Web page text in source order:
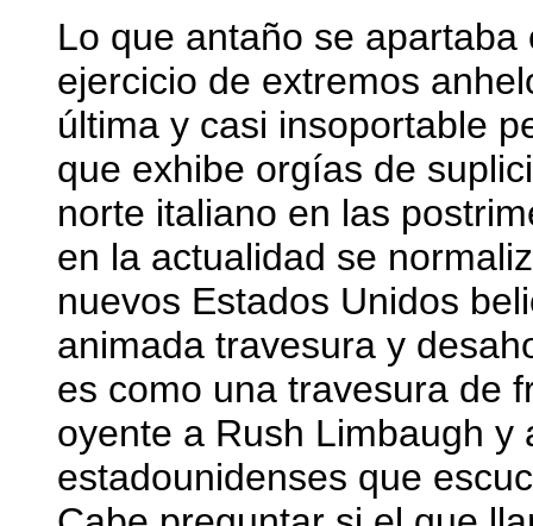
Lo que antaño se
ejercicio de extremos
última y casi insoportable
que exhibe orgías de
norte italiano en las
en la actualidad se
nuevos Estados Unidos
animada travesura y
es como una travesura de
oyente a Rush Limbaugh y
estadounidenses que